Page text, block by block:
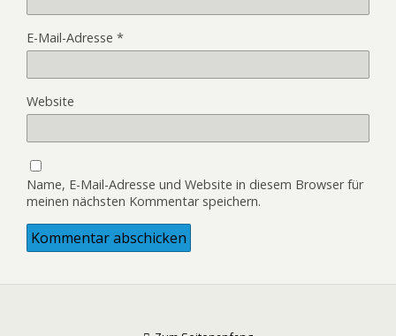
E-Mail-Adresse *
Website
Name, E-Mail-Adresse und Website in diesem Browser für
meinen nächsten Kommentar speichern.